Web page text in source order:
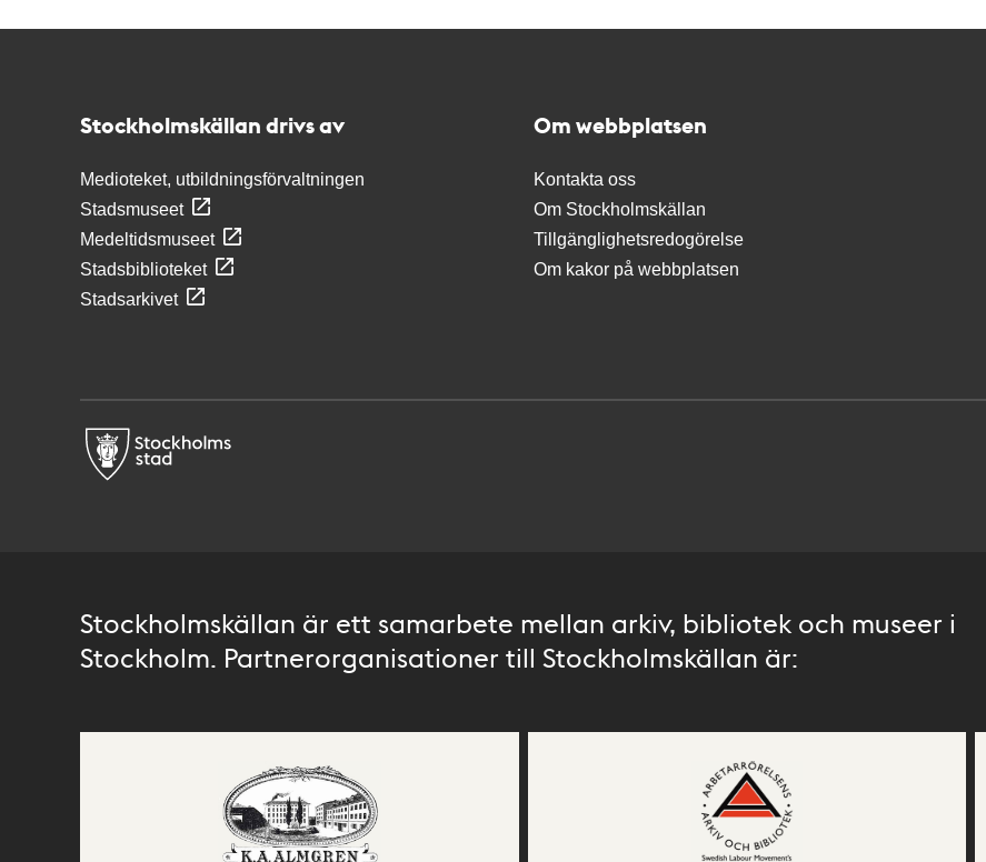
Stockholmskällan drivs av
Medioteket, utbildningsförvaltningen
Stadsmuseet
Medeltidsmuseet
Stadsbiblioteket
Stadsarkivet
Om webbplatsen
Kontakta oss
Om Stockholmskällan
Tillgänglighetsredogörelse
Om kakor på webbplatsen
Stockholmskällan är ett samarbete mellan arkiv, bibliotek och museer i
Stockholm. Partnerorganisationer till Stockholmskällan är: